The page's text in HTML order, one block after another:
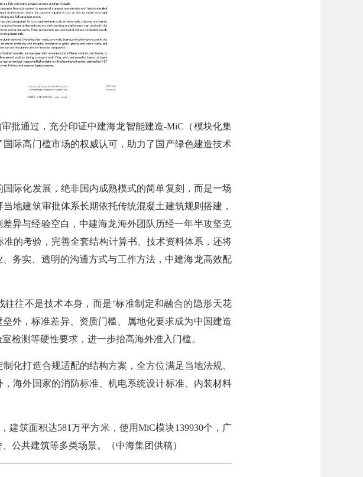
通过，充分印证中建海龙智能建造-MiC（模块化集
际高门槛市场的权威认可，助力了国产绿色建造技术
化发展，绝非国内成熟模式的简单复刻，而是一场
地建筑审批体系长期依托传统混凝土建筑规则搭建，
异与经验空白，中建海龙海外团队历经一年半攻坚克
的考验，完善全套结构计算书、技术资料体系，还将
务实、透明的沟通方式与工作方法，中建海龙高效配
往不是技术本身，而是‘标准制定和融合的隐形天花
外，标准差异、资质门槛、属地化要求成为中国建造
检测等硬性要求，进一步抬高海外准入门槛。
打造合规适配的结构方案，全方位满足当地法规、
海外国家的消防标准、机电系统设计标准、内装材料
筑面积达581万平方米，使用MiC模块139930个，广
公共建筑等多类场景。（中海集团供稿）